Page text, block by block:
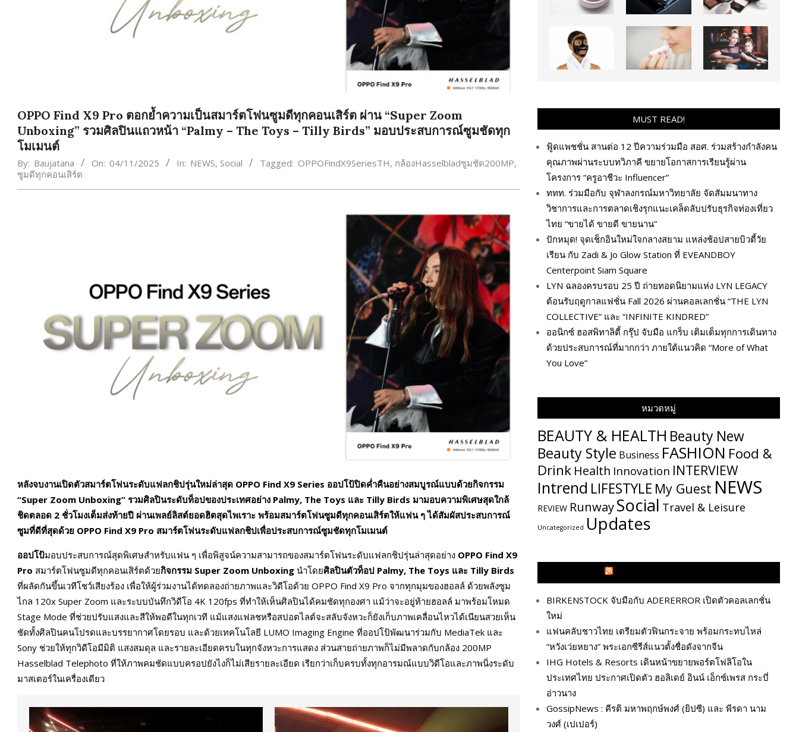
OPPO Find X9 Pro ตอกย้ำความเป็นสมาร์ตโฟนซูมดีทุกคอนเสิร์ต ผ่าน “Super Zoom
Unboxing” รวมศิลปินแถวหน้า “Palmy – The Toys – Tilly Birds” มอบประสบการณ์ซูมชัดทุก
โมเมนต์
By: Baujatana On: 04/11/2025 In: NEWS, Social Tagged: OPPOFindX9SeriesTH, กล้องHasselbladซูมชัด200MP,
ซูมดีทุกคอนเสิร์ต
หลังจบงานเปิดตัวสมาร์ตโฟนระดับแฟลกชิปรุ่นใหม่ล่าสุด OPPO Find X9 Series ออปโป้ปิดค่ำคืนอย่างสมบูรณ์แบบด้วยกิจกรรม
“Super Zoom Unboxing” รวมศิลปินระดับท็อปของประเทศอย่าง Palmy, The Toys และ Tilly Birds มามอบความพิเศษสุดใกล้
ชิดตลอด 2 ชั่วโมงเต็มส่งท้ายปี ผ่านเพลย์ลิสต์ยอดฮิตสุดไพเราะ พร้อมสมาร์ตโฟนซูมดีทุกคอนเสิร์ตให้แฟน ๆ ได้สัมผัสประสบการณ์
ซูมที่ดีที่สุดด้วย OPPO Find X9 Pro สมาร์ตโฟนระดับแฟลกชิปเพื่อประสบการณ์ซูมชัดทุกโมเมนต์
ออปโป้มอบประสบการณ์สุดพิเศษสำหรับแฟน ๆ เพื่อพิสูจน์ความสามารถของสมาร์ตโฟนระดับแฟลกชิปรุ่นล่าสุดอย่าง OPPO Find X9
Pro สมาร์ตโฟนซูมดีทุกคอนเสิร์ตด้วยกิจกรรม Super Zoom Unboxing นำโดยศิลปินตัวท็อป Palmy, The Toys และ Tilly Birds
ที่ผลัดกันขึ้นเวทีโชว์เสียงร้อง เพื่อให้ผู้ร่วมงานได้ทดลองถ่ายภาพและวิดีโอด้วย OPPO Find X9 Pro จากทุกมุมของฮอลล์ ด้วยพลังซูม
ไกล 120x Super Zoom และระบบบันทึกวิดีโอ 4K 120fps ที่ทำให้เห็นศิลปินได้คมชัดทุกองศา แม้ว่าจะอยู่ท้ายฮอลล์ มาพร้อมโหมด
Stage Mode ที่ช่วยปรับแสงและสีให้พอดีในทุกเวที แม้แสงแฟลชหรือสปอตไลต์จะสลับจังหวะก็ยังเก็บภาพเคลื่อนไหวได้เนียนสวยเห็น
ชัดทั้งศิลปินคนโปรดและบรรยากาศโดยรอบ และด้วยเทคโนโลยี LUMO Imaging Engine ที่ออปโป้พัฒนาร่วมกับ MediaTek และ
Sony ช่วยให้ทุกวิดีโอมีมิติ แสงสมดุล และรายละเอียดครบในทุกจังหวะการแสดง ส่วนสายถ่ายภาพก็ไม่มีพลาดกับกล้อง 200MP
Hasselblad Telephoto ที่ให้ภาพคมชัดแบบครอปยังไงก็ไม่เสียรายละเอียด เรียกว่าเก็บครบทั้งทุกอารมณ์แบบวิดีโอและภาพนิ่งระดับ
มาสเตอร์ในเครื่องเดียว
MUST READ!
ฟู้ดแพชชั่น สานต่อ 12 ปีความร่วมมือ สอศ. ร่วมสร้างกำลังคน
คุณภาพผ่านระบบทวิภาคี ขยายโอกาสการเรียนรู้ผ่าน
โครงการ “ครูอาชีวะ Influencer”
ททท. ร่วมมือกับ จุฬาลงกรณ์มหาวิทยาลัย จัดสัมมนาทาง
วิชาการและการตลาดเชิงรุกแนะเคล็ดลับปรับธุรกิจท่องเที่ยว
ไทย “ขายได้ ขายดี ขายนาน”
ปักหมุด! จุดเช็กอินใหม่ใจกลางสยาม แหล่งช้อปสายบิวตี้วัย
เรียน กับ Zadi & Jo Glow Station ที่ EVEANDBOY
Centerpoint Siam Square
LYN ฉลองครบรอบ 25 ปี ถ่ายทอดนิยามแห่ง LYN LEGACY
ต้อนรับฤดูกาลแฟชั่น Fall 2026 ผ่านคอลเลกชั่น “THE LYN
COLLECTIVE” และ “INFINITE KINDRED”
ออนิกซ์ ฮอสพิทาลิตี้ กรุ๊ป จับมือ แกร็บ เติมเต็มทุกการเดินทาง
ด้วยประสบการณ์ที่มากกว่า ภายใต้แนวคิด “More of What
You Love”
หมวดหมู่
BEAUTY & HEALTH Beauty New
Beauty Style Business FASHION Food &
Drink Health Innovation INTERVIEW
Intrend LIFESTYLE My​ Guest NEWS
REVIEW RunwaySocial Travel & Leisure
Uncategorized Updates
BIRKENSTOCK จับมือกับ ADERERROR เปิดตัวคอลเลกชั่น
ใหม่
แฟนคลับชาวไทย เตรียมตัวฟินกระจาย พร้อมกระทบไหล่
“หวังเว่ยหยาง” พระเอกซีรีส์แนวตั้งชื่อดังจากจีน
IHG Hotels & Resorts เดินหน้าขยายพอร์ตโฟลิโอใน
ประเทศไทย ประกาศเปิดตัว ฮอลิเดย์ อินน์ เอ็กซ์เพรส กระบี่
อ่าวนาง
GossipNews : คีรติ มหาพฤกษ์พงศ์ (ยิปซี) และ พีรดา นาม
วงศ์ (เปเปอร์)